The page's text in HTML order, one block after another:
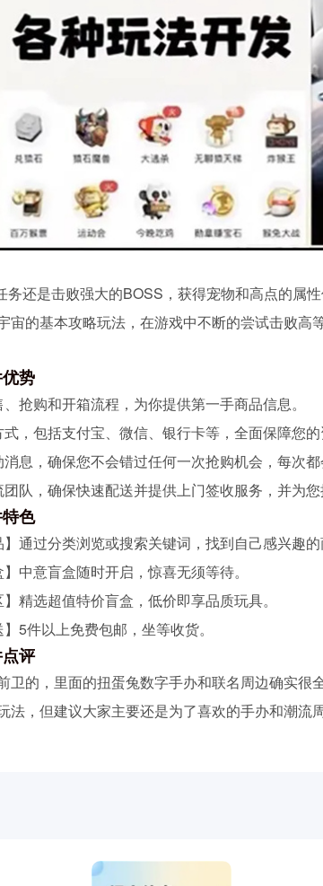
还是击败强大的BOSS，获得宠物和高点的属性
宙的基本攻略玩法，在游戏中不断的尝试击败高
势
抢购和开箱流程，为你提供第一手商品信息。
，包括支付宝、微信、银行卡等，全面保障您的
息，确保您不会错过任何一次抢购机会，每次都
队，确保快速配送并提供上门签收服务，并为您
色
通过分类浏览或搜索关键词，找到自己感兴趣的
中意盲盒随时开启，惊喜无须等待。
精选超值特价盲盒，低价即享品质玩具。
5件以上免费包邮，坐等收货。
评
卫的，里面的扭蛋兔数字手办和联名周边确实很
法，但建议大家主要还是为了喜欢的手办和潮流